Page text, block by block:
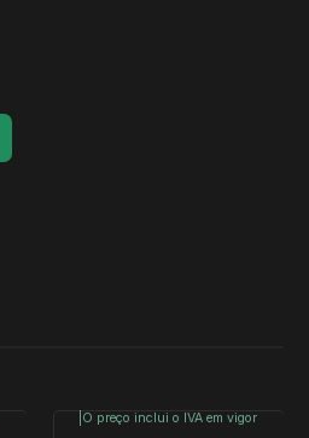
O preço inclui o IVA em vigor